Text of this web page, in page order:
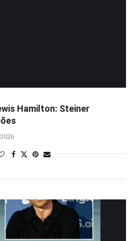
Hamilton: Steiner